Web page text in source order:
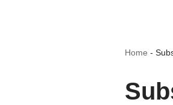
Home -